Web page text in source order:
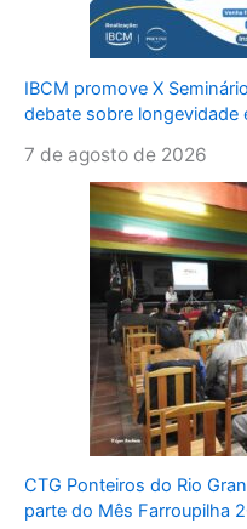
IBCM promove X
debate sobre longevidade
7 de agosto de 2026
CTG Ponteiros do Rio
parte do Mês Farroupilha